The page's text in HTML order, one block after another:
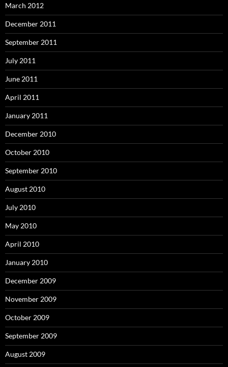
March 2012
December 2011
September 2011
July 2011
June 2011
April 2011
January 2011
December 2010
October 2010
September 2010
August 2010
July 2010
May 2010
April 2010
January 2010
December 2009
November 2009
October 2009
September 2009
August 2009